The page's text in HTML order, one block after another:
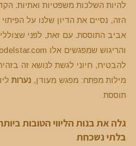
להיות השלכות משפטיות ואתיות.
הזה, נסיים את הדיון שלנו על
אביב התוססת. עם זאת, לפני
להבטיח, חיוני לגשת לנושא זה
מילות מפתח: מפגש מעודן, נערות
תוססת
גלה את בנות הליווי הטובות
בלתי נשכחת